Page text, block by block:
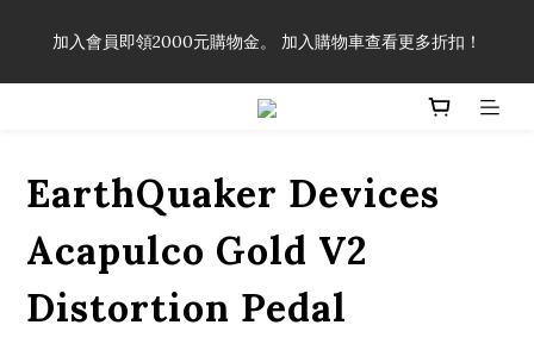
享有弦線、配件終生89折優惠！
加入會員即領2000元購物金。 加入購物車查看更多折扣！
「一生弦命！」單筆購買弦線、配件滿$999（不含運費），即可
EarthQuaker Devices
Acapulco Gold V2
Distortion Pedal